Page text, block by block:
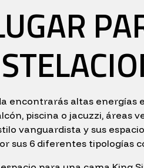
encontrarás altas
piscina o jacuzzi, áreas
vanguardista y sus
sus 6 diferentes tipologías